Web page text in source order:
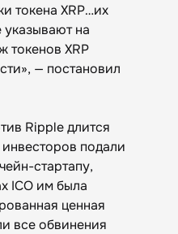
токена XRP…их
указывают на
токенов XRP
— постановил
Ripple длится
подали
стартапу,
ICO им была
ценная
все обвинения